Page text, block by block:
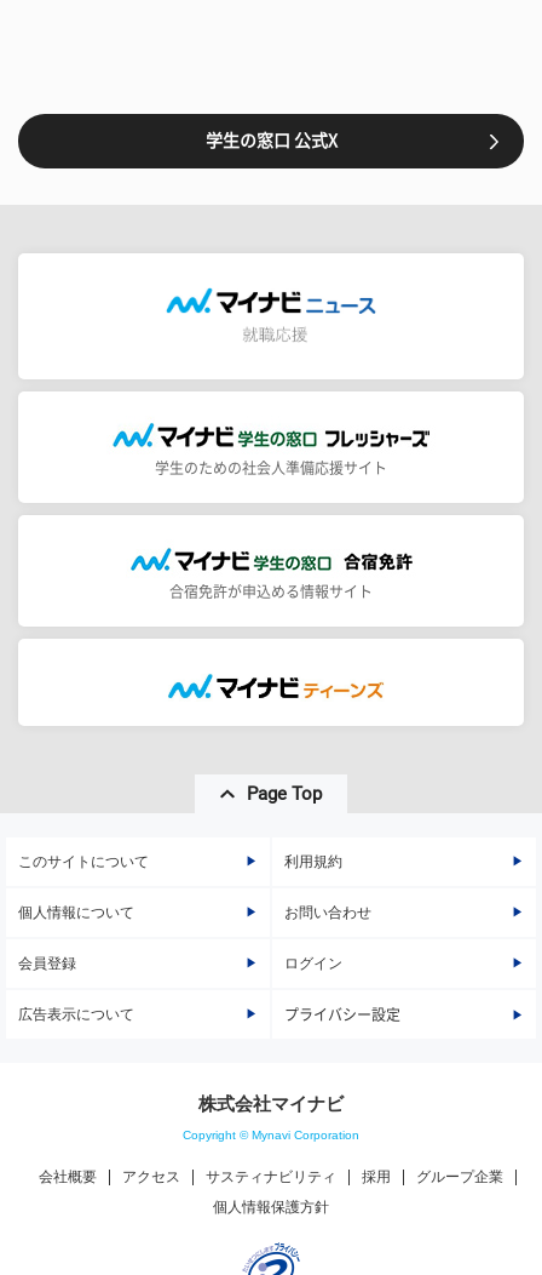
学生の窓口 公式X
学生のための社会人準備応援サイト
合宿免許が申込める情報サイト
Page Top
このサイトについて 利用規約
個人情報について お問い合わせ
会員登録 ログイン
広告表示について プライバシー設定
株式会社マイナビ
Copyright © Mynavi Corporation
会社概要 アクセス サスティナビリティ 採用
グループ企業
個人情報保護方針